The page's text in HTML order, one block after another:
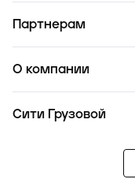
Партнерам
О компании
Сити Грузовой